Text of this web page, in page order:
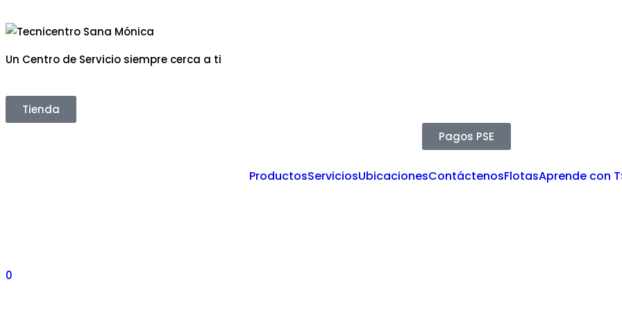
Un Centro de Servicio siempre cerca a ti
Tienda
Pagos PSE
ProductosServiciosUbicacionesContáctenosFlotasAprende con
0